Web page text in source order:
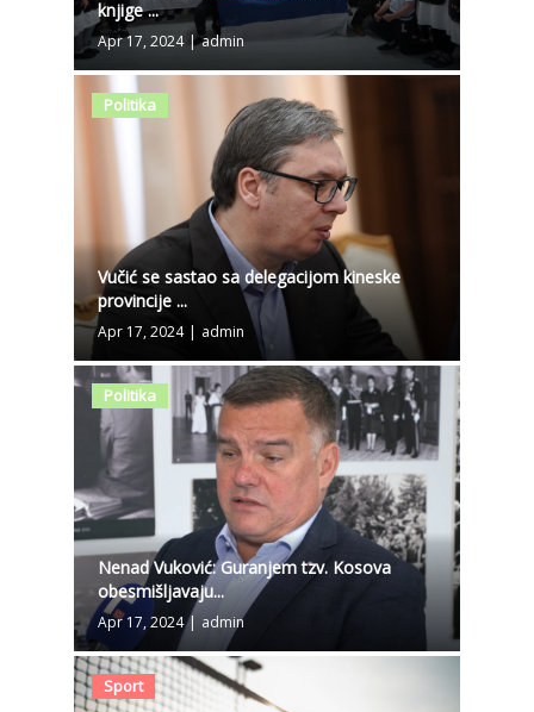
knjige ...
Apr 17, 2024 | admin
Politika
Vučić se sastao sa delegacijom kineske
provincije ...
Apr 17, 2024 | admin
Politika
Nenad Vuković: Guranjem tzv. Kosova
obesmišljavaju...
Apr 17, 2024 | admin
Sport